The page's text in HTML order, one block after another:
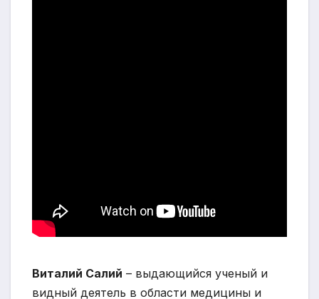
Виталий Салий – выдающийся ученый и
видный деятель в области медицины и